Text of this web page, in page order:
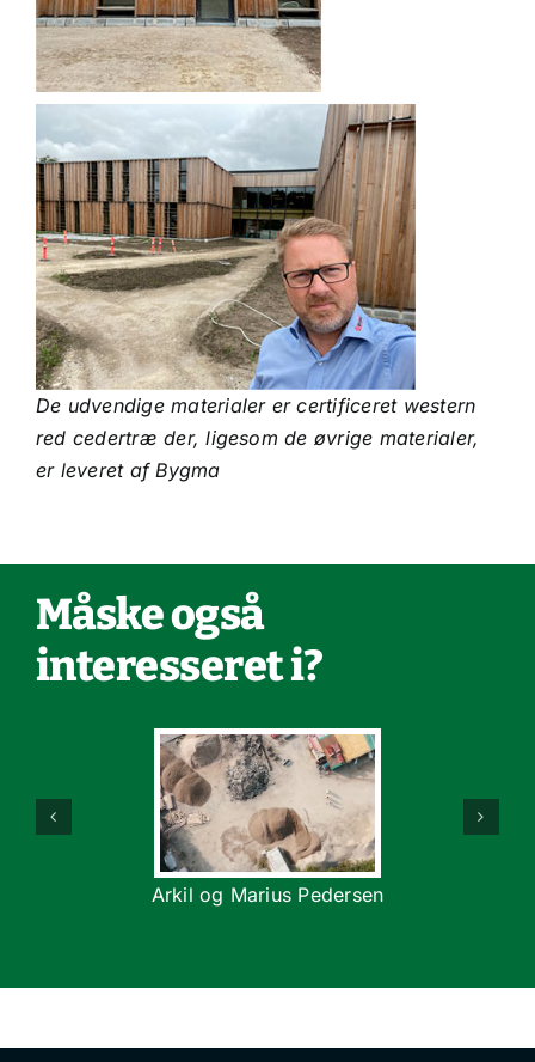
De udvendige materialer er certificeret western
red cedertræ der, ligesom de øvrige materialer,
er leveret af Bygma
Måske også
interesseret i?
Arkil og Marius Pedersen